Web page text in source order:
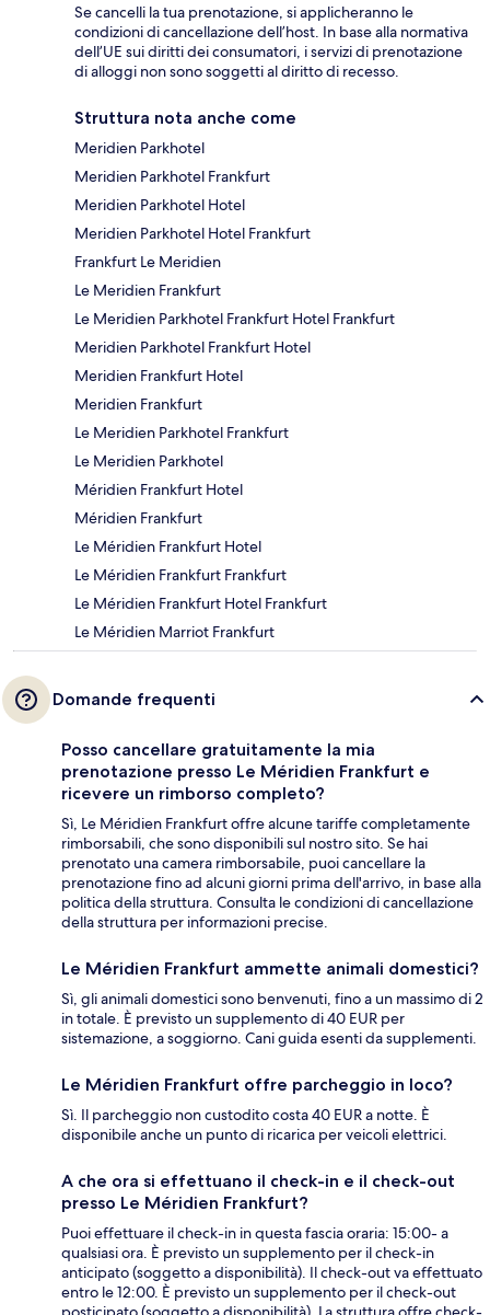
Se cancelli la tua prenotazione, si applicheranno le
condizioni di cancellazione dell’host. In base alla normativa
dell’UE sui diritti dei consumatori, i servizi di prenotazione
di alloggi non sono soggetti al diritto di recesso.
Struttura nota anche come
Meridien Parkhotel
Meridien Parkhotel Frankfurt
Meridien Parkhotel Hotel
Meridien Parkhotel Hotel Frankfurt
Frankfurt Le Meridien
Le Meridien Frankfurt
Le Meridien Parkhotel Frankfurt Hotel Frankfurt
Meridien Parkhotel Frankfurt Hotel
Meridien Frankfurt Hotel
Meridien Frankfurt
Le Meridien Parkhotel Frankfurt
Le Meridien Parkhotel
Méridien Frankfurt Hotel
Méridien Frankfurt
Le Méridien Frankfurt Hotel
Le Méridien Frankfurt Frankfurt
Le Méridien Frankfurt Hotel Frankfurt
Le Méridien Marriot Frankfurt
Domande frequenti
Posso cancellare gratuitamente la mia
prenotazione presso Le Méridien Frankfurt e
ricevere un rimborso completo?
Sì, Le Méridien Frankfurt offre alcune tariffe completamente
rimborsabili, che sono disponibili sul nostro sito. Se hai
prenotato una camera rimborsabile, puoi cancellare la
prenotazione fino ad alcuni giorni prima dell'arrivo, in base alla
politica della struttura. Consulta le condizioni di cancellazione
della struttura per informazioni precise.
Le Méridien Frankfurt ammette animali domestici?
Sì, gli animali domestici sono benvenuti, fino a un massimo di 2
in totale. È previsto un supplemento di 40 EUR per
sistemazione, a soggiorno. Cani guida esenti da supplementi.
Le Méridien Frankfurt offre parcheggio in loco?
Sì. Il parcheggio non custodito costa 40 EUR a notte. È
disponibile anche un punto di ricarica per veicoli elettrici.
A che ora si effettuano il check-in e il check-out
presso Le Méridien Frankfurt?
Puoi effettuare il check-in in questa fascia oraria: 15:00- a
qualsiasi ora. È previsto un supplemento per il check-in
anticipato (soggetto a disponibilità). Il check-out va effettuato
entro le 12:00. È previsto un supplemento per il check-out